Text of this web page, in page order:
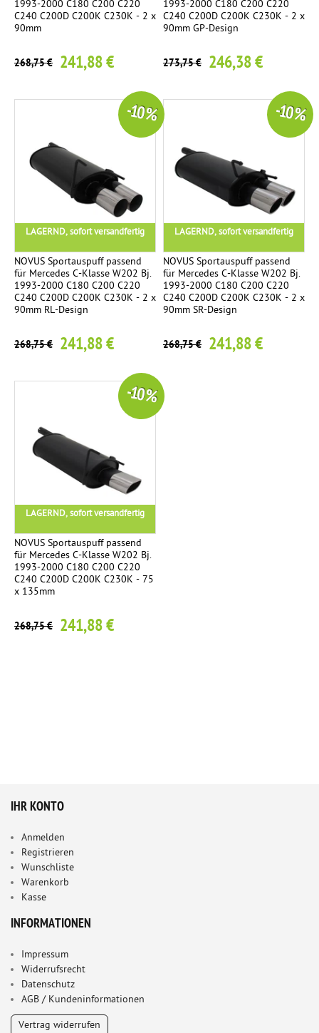
1993-2000 C180 C200 C220
C240 C200D C200K C230K - 2 x
90mm
268,75 € 241,88 €
1993-2000 C180 C200 C220
C240 C200D C200K C230K - 2 x
90mm GP-Design
273,75 € 246,38 €
LAGERND, sofort versandfertig
NOVUS Sportauspuff passend
für Mercedes C-Klasse W202 Bj.
1993-2000 C180 C200 C220
C240 C200D C200K C230K - 2 x
90mm RL-Design
268,75 € 241,88 €
-10 %
LAGERND, sofort versandfertig
NOVUS Sportauspuff passend
für Mercedes C-Klasse W202 Bj.
1993-2000 C180 C200 C220
C240 C200D C200K C230K - 2 x
90mm SR-Design
268,75 € 241,88 €
-10 %
LAGERND, sofort versandfertig
NOVUS Sportauspuff passend
für Mercedes C-Klasse W202 Bj.
1993-2000 C180 C200 C220
C240 C200D C200K C230K - 75
x 135mm
268,75 € 241,88 €
-10 %
IHR KONTO
Anmelden
Registrieren
Wunschliste
Warenkorb
Kasse
INFORMATIONEN
Impressum
Widerrufsrecht
Datenschutz
AGB / Kundeninformationen
Vertrag widerrufen